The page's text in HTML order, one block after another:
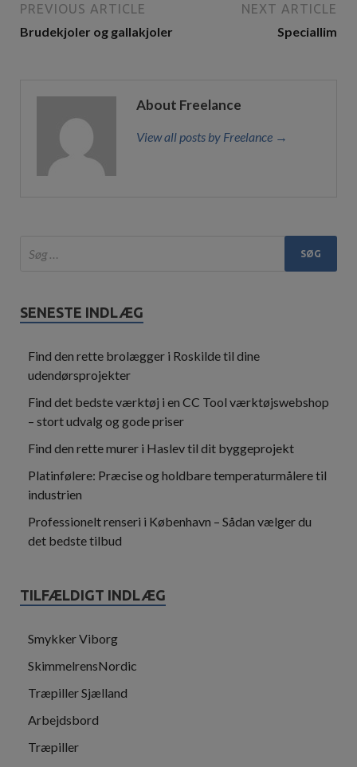
PREVIOUS ARTICLE
Brudekjoler og gallakjoler
NEXT ARTICLE
Speciallim
About Freelance
View all posts by Freelance →
SENESTE INDLÆG
Find den rette brolægger i Roskilde til dine
udendørsprojekter
Find det bedste værktøj i en CC Tool værktøjswebshop
– stort udvalg og gode priser
Find den rette murer i Haslev til dit byggeprojekt
Platinfølere: Præcise og holdbare temperaturmålere til
industrien
Professionelt renseri i København – Sådan vælger du
det bedste tilbud
TILFÆLDIGT INDLÆG
Smykker Viborg
SkimmelrensNordic
Træpiller Sjælland
Arbejdsbord
Træpiller